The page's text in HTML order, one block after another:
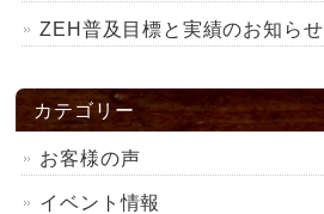
ZEH普及目標と実績のお知らせ
カテゴリー
お客様の声
イベント情報